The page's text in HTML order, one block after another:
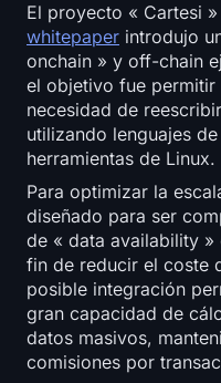
Idioma
El proyecto « Cartesi
whitepaper introdujo
onchain » y off-chain
el objetivo fue
necesidad de
utilizando lenguajes
herramientas de Linux.
Para optimizar la
diseñado para ser
de « data availability
fin de reducir el coste
posible integración
gran capacidad de
datos masivos,
comisiones por